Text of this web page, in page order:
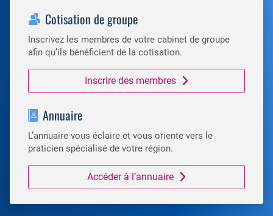
Cotisation de groupe
Inscrivez les membres de votre cabinet de groupe
afin qu’ils bénéficient de la cotisation.
Inscrire des membres
Annuaire
L’annuaire vous éclaire et vous oriente vers le
praticien spécialisé de votre région.
Accéder à l’annuaire